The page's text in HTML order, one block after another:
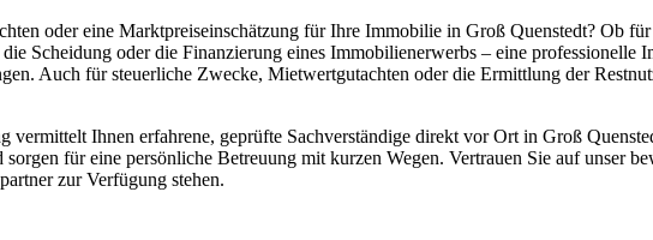
oder eine Marktpreiseinschätzung für Ihre Immobilie in Groß Quenstedt? Ob
die Scheidung oder die Finanzierung eines Immobilienerwerbs – eine
Auch für steuerliche Zwecke, Mietwertgutachten oder die Ermittlung der
Ihnen erfahrene, geprüfte Sachverständige direkt vor Ort in Groß
für eine persönliche Betreuung mit kurzen Wegen. Vertrauen Sie auf unser
zur Verfügung stehen.